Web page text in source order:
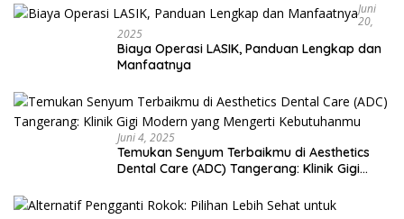
Juni
20,
2025
Biaya Operasi LASIK, Panduan Lengkap dan
Manfaatnya
Juni 4, 2025
Temukan Senyum Terbaikmu di Aesthetics
Dental Care (ADC) Tangerang: Klinik Gigi